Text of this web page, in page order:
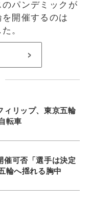
パンデミックが
開催するのは
。
>
ィリップ、東京五輪
転車
催可否「選手は決定
輪へ揺れる胸中